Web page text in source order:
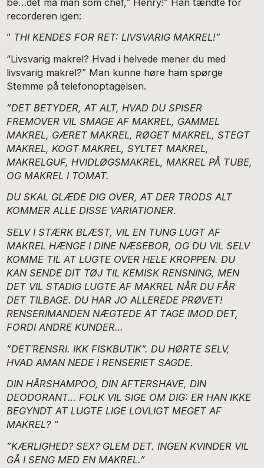
recorderen igen:
” THI KENDES FOR RET: LIVSVARIG MAKREL!”
“Livsvarig makrel? Hvad i helvede mener du med
livsvarig makrel?” Man kunne høre ham spørge
Stemme på telefonoptagelsen.
”DET BETYDER, AT ALT, HVAD DU SPISER
FREMOVER VIL SMAGE AF MAKREL, GAMMEL
MAKREL, GÆRET MAKREL, RØGET MAKREL, STEGT
MAKREL, KOGT MAKREL, SYLTET MAKREL,
MAKRELGUF, HVIDLØGSMAKREL, MAKREL PÅ TUBE,
OG MAKREL I TOMAT.
DU SKAL GLÆDE DIG OVER, AT DER TRODS ALT
KOMMER ALLE DISSE VARIATIONER.
SELV I STÆRK BLÆST, VIL EN TUNG LUGT AF
MAKREL HÆNGE I DINE NÆSEBOR, OG DU VIL SELV
KOMME TIL AT LUGTE OVER HELE KROPPEN. DU
KAN SENDE DIT TØJ TIL KEMISK RENSNING, MEN
DET VIL STADIG LUGTE AF MAKREL NÅR DU FÅR
DET TILBAGE. DU HAR JO ALLEREDE PRØVET!
RENSERIMANDEN NÆGTEDE AT TAGE IMOD DET,
FORDI ANDRE KUNDER…
”DET´RENSRI. IKK FISKBUTIK”. DU HØRTE SELV,
HVAD AMAN NEDE I RENSERIET SAGDE.
DIN HÅRSHAMPOO, DIN AFTERSHAVE, DIN
DEODORANT… FOLK VIL SIGE OM DIG: ER HAN IKKE
BEGYNDT AT LUGTE LIGE LOVLIGT MEGET AF
MAKREL? “
”KÆRLIGHED? SEX? GLEM DET. INGEN KVINDER VIL
GÅ I SENG MED EN MAKREL.”